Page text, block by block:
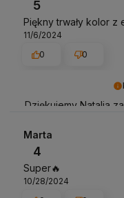
Dziękujemy Natalia
:)
5
Piękny trwały kolor z
11/6/2024
0
0
Marta
4
Super🔥
10/28/2024